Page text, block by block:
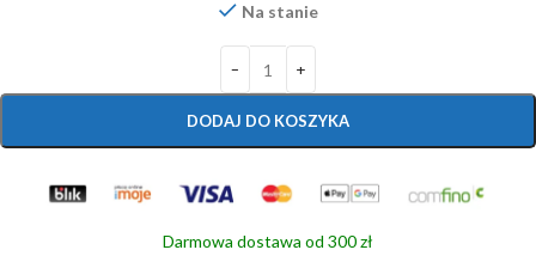
Na stanie
DODAJ DO KOSZYKA
Darmowa dostawa od 300 zł